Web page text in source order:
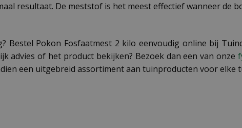
resultaat. De meststof is het meest effectief wanneer de
Bestel Pokon Fosfaatmest 2 kilo eenvoudig online bij
advies of het product bekijken? Bezoek dan een van onze
een uitgebreid assortiment aan tuinproducten voor elke